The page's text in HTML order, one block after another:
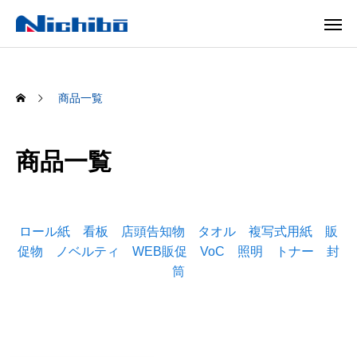
商品一覧
商品一覧
ロール紙 看板 店頭告知物 タオル 複写式用紙
販
促物
ノベルティ WEB販促 VoC 照明 トナー
封
筒